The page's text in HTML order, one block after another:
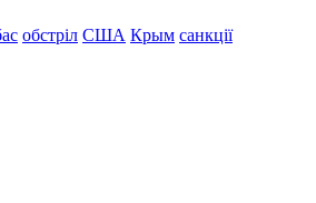
обстріл США Крым санкції